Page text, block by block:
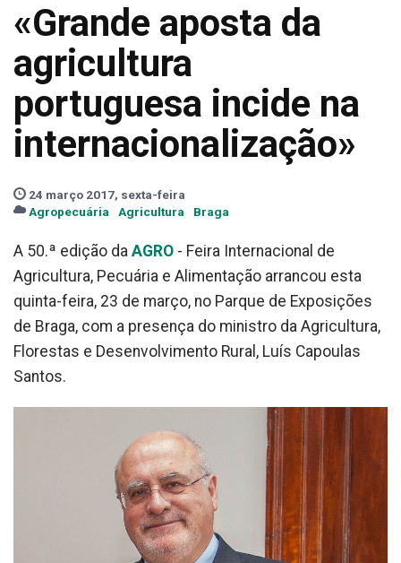
«Grande aposta da
agricultura
portuguesa incide na
internacionalização»
24 março 2017, sexta-feira
Agropecuária
Agricultura Braga
A 50.ª edição da AGRO - Feira Internacional de
Agricultura, Pecuária e Alimentação arrancou esta
quinta-feira, 23 de março, no Parque de Exposições
de Braga, com a presença do ministro da Agricultura,
Florestas e Desenvolvimento Rural, Luís Capoulas
Santos.